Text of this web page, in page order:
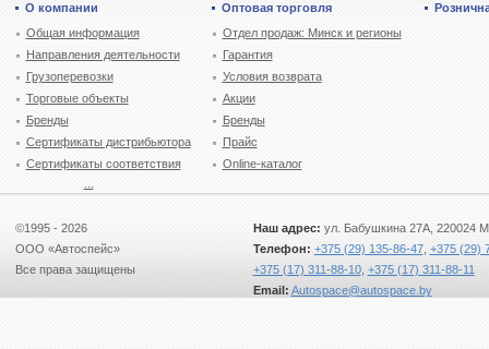
О компании
Общая информация
Направления деятельности
Грузоперевозки
Торговые объекты
Бренды
Сертификаты дистрибьютора
Сертификаты соответствия
Оптовая торговля
Отдел продаж: Минск и регионы
Гарантия
Условия возврата
Акции
Бренды
Прайс
Online-каталог
©1995 - 2026
ООО «Автоспейс»
Все права защищены
Наш адрес: ул. Бабушкина 27А, 220024
Телефон: +375 (29) 135-86-47, +375 (29)
+375 (17) 311-88-10, +375 (17) 311-88-11
Email: Autospace@autospace.by